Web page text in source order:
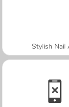
Stylish Nail